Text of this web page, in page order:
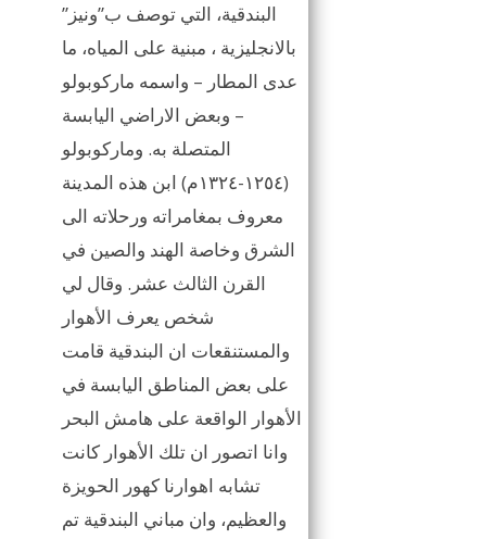
البندقية، التي توصف ب”ونيز”
بالانجليزية ، مبنية على المياه، ما
عدى المطار – واسمه ماركوبولو
– وبعض الاراضي اليابسة
المتصلة به. وماركوبولو
(١٢٥٤-١٣٢٤م) ابن هذه المدينة
معروف بمغامراته ورحلاته الى
الشرق وخاصة الهند والصين في
القرن الثالث عشر. وقال لي
شخص يعرف الأهوار
والمستنقعات ان البندقية قامت
على بعض المناطق اليابسة في
الأهوار الواقعة على هامش البحر
وانا اتصور ان تلك الأهوار كانت
تشابه اهوارنا كهور الحويزة
والعظيم، وان مباني البندقية تم